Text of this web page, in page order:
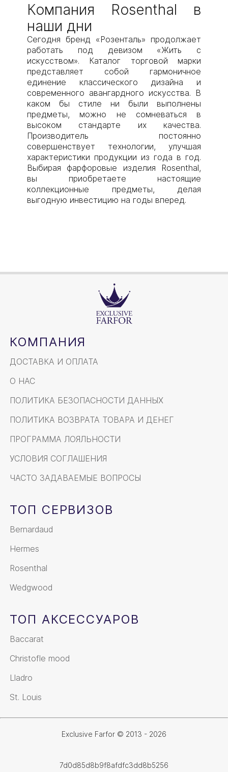
Компания Rosenthal в
наши дни
Сегодня бренд «Розенталь» продолжает
работать под девизом «Жить с
искусством». Каталог торговой марки
представляет собой гармоничное
единение классического дизайна и
современного авангардного искусства. В
каком бы стиле ни были выполнены
предметы, можно не сомневаться в
высоком стандарте их качества.
Производитель постоянно
совершенствует технологии, улучшая
характеристики продукции из года в год.
Выбирая фарфоровые изделия Rosenthal,
вы приобретаете настоящие
коллекционные предметы, делая
выгодную инвестицию на годы вперед.
КОМПАНИЯ
ДОСТАВКА И ОПЛАТА
О НАС
ПОЛИТИКА БЕЗОПАСНОСТИ ДАННЫХ
ПОЛИТИКА ВОЗВРАТА ТОВАРА И ДЕНЕГ
ПРОГРАММА ЛОЯЛЬНОСТИ
УСЛОВИЯ СОГЛАШЕНИЯ
ЧАСТО ЗАДАВАЕМЫЕ ВОПРОСЫ
ТОП СЕРВИЗОВ
Bernardaud
Hermes
Rosenthal
Wedgwood
ТОП АКСЕССУАРОВ
Baccarat
Christofle mood
Lladro
St. Louis
Exclusive Farfor © 2013 - 2026
7d0d85d8b9f8afdfc3dd8b5256